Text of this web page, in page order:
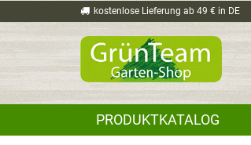
kostenlose Lieferung ab 49 € in DE
PRODUKTKATALOG